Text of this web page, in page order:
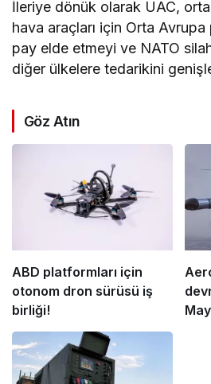
İleriye dönük olarak UAC,
hava araçları için Orta
pay elde etmeyi ve NATO
diğer ülkelere tedarikini
Göz Atın
ABD platformları için
otonom dron sürüsü iş
birliği!